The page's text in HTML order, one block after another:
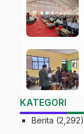
KATEGORI
Berita (2,292)